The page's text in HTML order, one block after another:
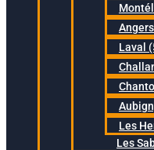
Laval
Les
Les